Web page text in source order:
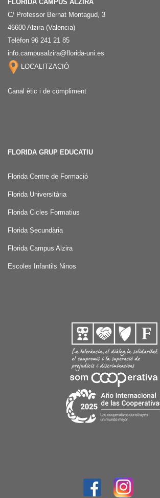
FLORIDA CAMPUS ALZIRA
C/ Professor Bernat Montagud, 3
46600 Alzira (Valencia)
Telèfon 96 241 21 85
info.campusalzira@florida-uni.es
LOCALITZACIÓ
Canal ètic i de compliment
FLORIDA GRUP EDUCATIU
Florida Centre de Formació
Florida Universitària
Florida Cicles Formatius
Florida Secundària
Florida Campus Alzira
Escoles Infantils Ninos